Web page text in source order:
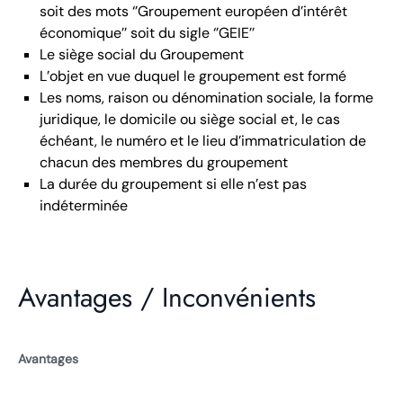
soit des mots ‘’Groupement européen d’intérêt
économique’’ soit du sigle ‘’GEIE’’
Le siège social du Groupement
L’objet en vue duquel le groupement est formé
Les noms, raison ou dénomination sociale, la forme
juridique, le domicile ou siège social et, le cas
échéant, le numéro et le lieu d’immatriculation de
chacun des membres du groupement
La durée du groupement si elle n’est pas
indéterminée
Avantages / Inconvénients
Avantages